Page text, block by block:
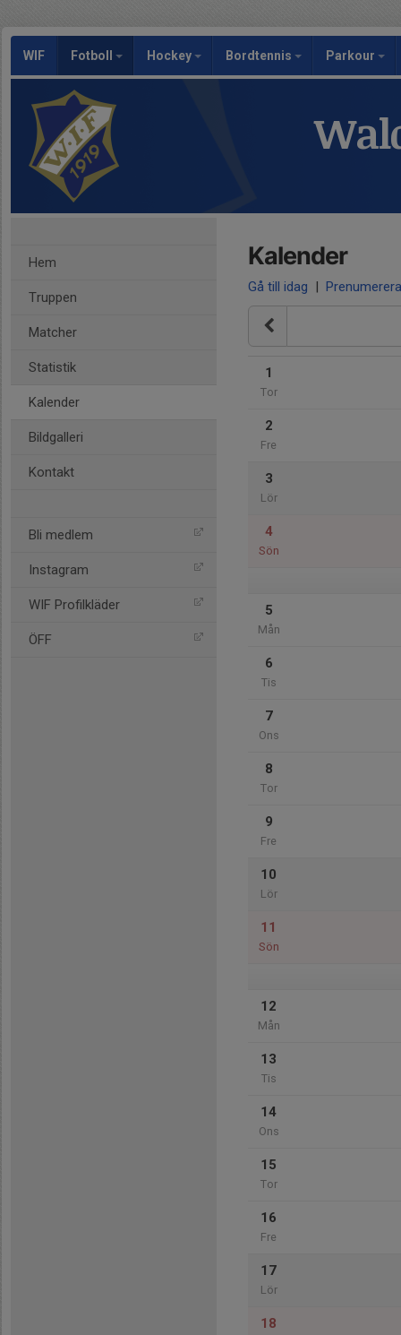
WIF Fotboll Hockey Bordtennis Parkour
Hem
Truppen
Matcher
Statistik
Kalender
Bildgalleri
Kontakt
Bli medlem
Instagram
WIF Profilkläder
ÖFF
Kalender
Gå till idag | Prenumerera
1
Tor
2
Fre
3
Lör
4
Sön
5
Mån
6
Tis
7
Ons
8
Tor
9
Fre
10
Lör
11
Sön
12
Mån
13
Tis
14
Ons
15
Tor
16
Fre
17
Lör
18